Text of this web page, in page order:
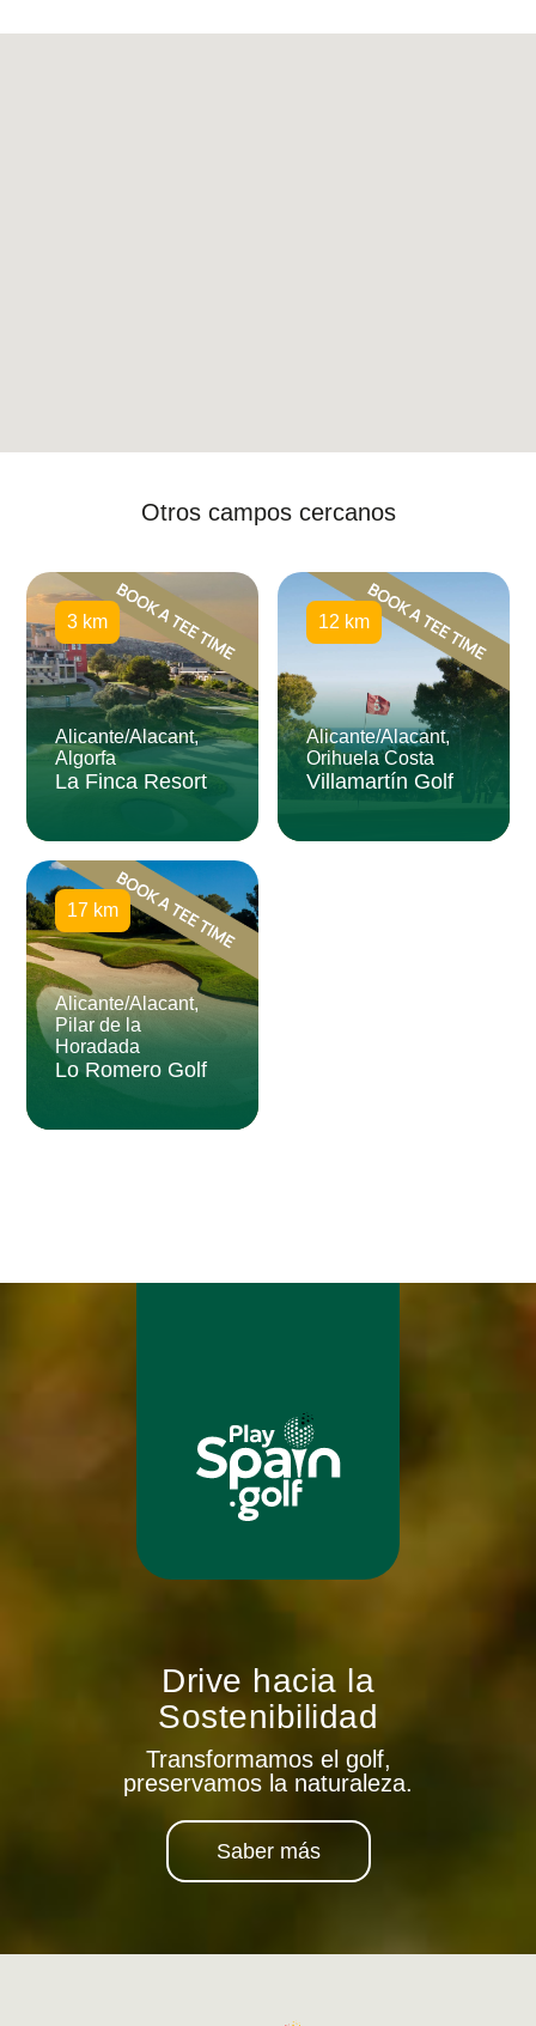
Otros campos cercanos
3 km
Alicante/Alacant,
Algorfa
La Finca Resort
12 km
Alicante/Alacant,
Orihuela Costa
Villamartín Golf
17 km
Alicante/Alacant,
Pilar de la
Horadada
Lo Romero Golf
Drive hacia la
Sostenibilidad
Transformamos el golf,
preservamos la naturaleza.
Saber más